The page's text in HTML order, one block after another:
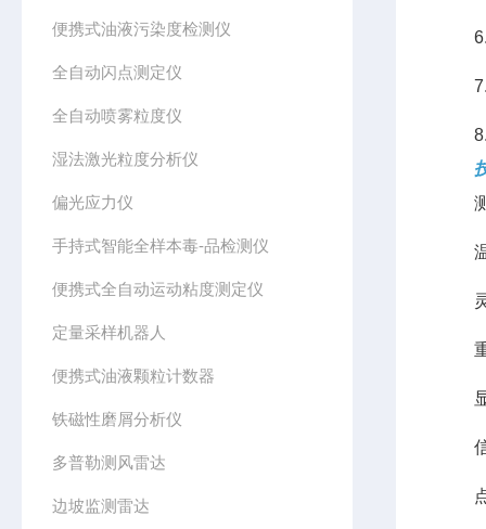
便携式油液污染度检测仪
全自动闪点测定仪
全自动喷雾粒度仪
湿法激光粒度分析仪
偏光应力仪
手持式智能全样本毒-品检测仪
便携式全自动运动粘度测定仪
定量采样机器人
便携式油液颗粒计数器
铁磁性磨屑分析仪
多普勒测风雷达
边坡监测雷达
6.闪
7.大
8.
技
测
温
灵
重
显
信
点